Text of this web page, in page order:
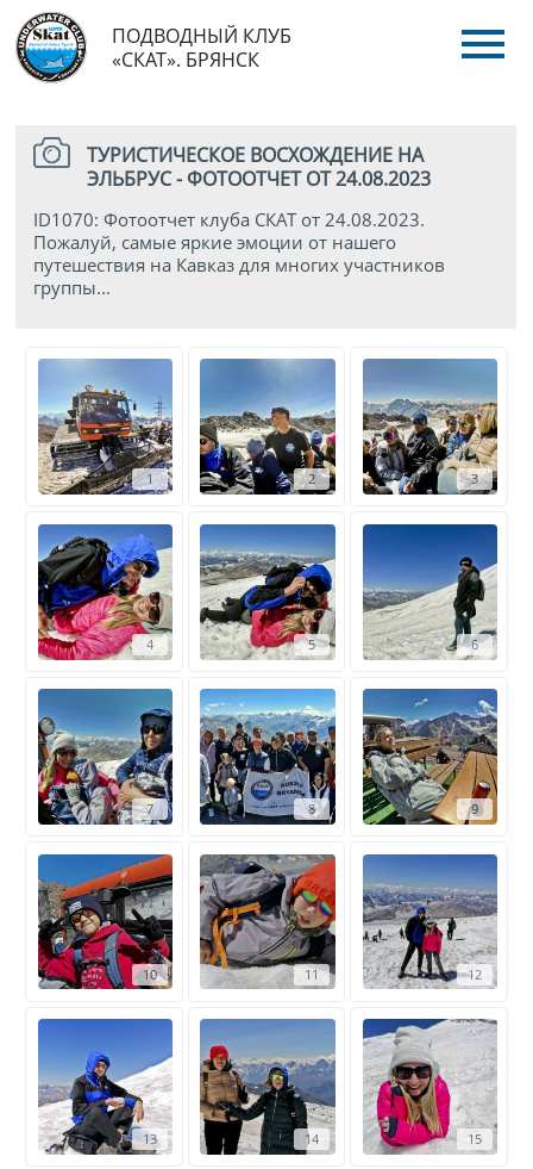
ПОДВОДНЫЙ КЛУБ
«СКАТ». БРЯНСК
ТУРИСТИЧЕСКОЕ ВОСХОЖДЕНИЕ НА
ЭЛЬБРУС - ФОТООТЧЕТ ОТ 24.08.2023
ID1070: Фотоотчет клуба СКАТ от 24.08.2023.
Пожалуй, самые яркие эмоции от нашего
путешествия на Кавказ для многих участников
группы...
1 2 3
4 5 6
7 8 9
10 11 12
13 14 15